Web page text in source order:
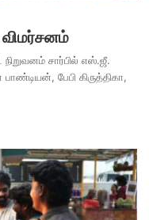
சார்பில் எஸ்.ஜீ.
பேபி கிருத்திகா,